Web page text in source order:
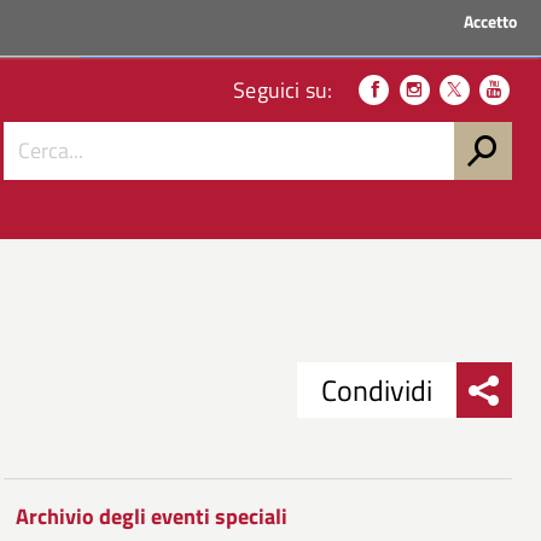
Accetto
Seguici su:
Condividi
Archivio degli eventi speciali